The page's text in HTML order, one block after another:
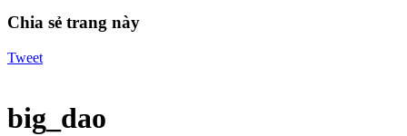
Chia sẻ trang này
Tweet
big_dao